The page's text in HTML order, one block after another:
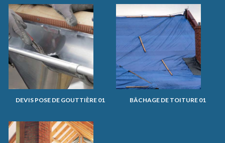
DEVIS POSE DE GOUTTIÈRE 01 BÂCHAGE DE TOITURE 01